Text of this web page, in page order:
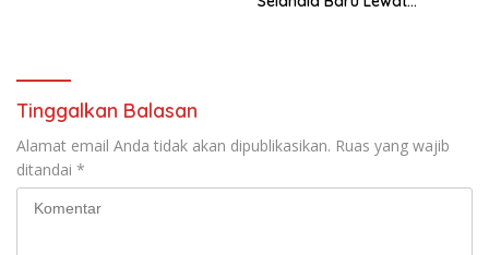
Tinggalkan Balasan
Alamat email Anda tidak akan dipublikasikan. Ruas yang wajib
ditandai *